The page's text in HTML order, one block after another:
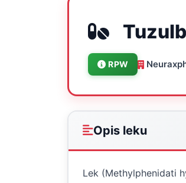
RPW
Opis leku
Lek (Methylphenidati